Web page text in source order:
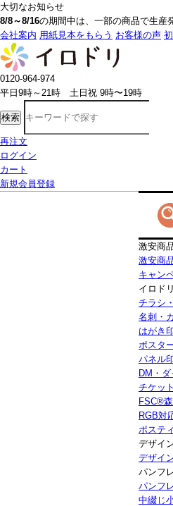
大切なお知らせ
8/8～8/16の期間中は、一部の商品で生産
会社案内 用紙見本をもらう お客様の声
0120-964-974
平日9時～21時 土日祝 9時〜19時
検索
再注文
ログイン
カート
新規会員登録
激安商
激安商
キャン
イロド
チラシ
名刺・
はがき
ポスタ
パネル
DM・
チケッ
FSC®
RGB対
ポステ
デザイ
デザイ
パンフ
パンフ
中綴じ